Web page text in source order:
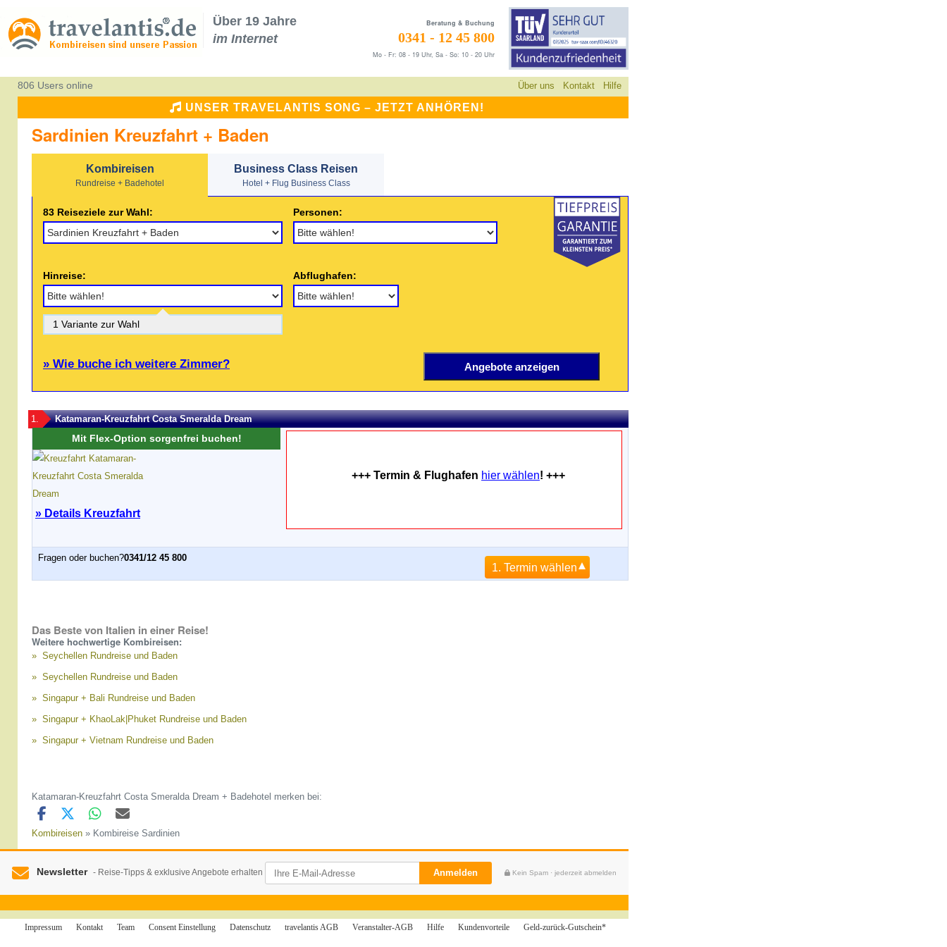
Über 19 Jahre
im Internet
Beratung & Buchung
0341 - 12 45 800
Mo - Fr: 08 - 19 Uhr, Sa - So: 10 - 20 Uhr
806 Users online Über uns Kontakt Hilfe
UNSER TRAVELANTIS SONG – JETZT ANHÖREN!
Sardinien Kreuzfahrt + Baden
Kombireisen
Rundreise + Badehotel
Business Class Reisen
Hotel + Flug Business Class
83 Reiseziele zur Wahl: Personen:
Hinreise:
1 Variante zur Wahl
Abflughafen:
» Wie buche ich weitere Zimmer?
1. Katamaran-Kreuzfahrt Costa Smeralda Dream
Mit Flex-Option sorgenfrei buchen!
» Details Kreuzfahrt
+++ Termin & Flughafen hier wählen! +++
Fragen oder buchen?0341/12 45 800
1. Termin wählen
Das Beste von Italien in einer Reise!
Weitere hochwertige Kombireisen:
Seychellen Rundreise und Baden
Seychellen Rundreise und Baden
Singapur + Bali Rundreise und Baden
Singapur + KhaoLak|Phuket Rundreise und Baden
Singapur + Vietnam Rundreise und Baden
Katamaran-Kreuzfahrt Costa Smeralda Dream + Badehotel merken bei:
Kombireisen » Kombireise Sardinien
Newsletter - Reise-Tipps & exklusive Angebote erhalten Anmelden Kein Spam · jederzeit abmelden
Impressum Kontakt Team Consent Einstellung Datenschutz travelantis AGB Veranstalter-AGB Hilfe Kundenvorteile Geld-zurück-Gutschein*